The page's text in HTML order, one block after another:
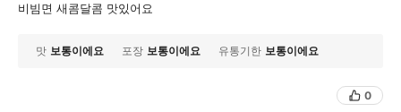
비빔면 새콤달콤 맛있어요
맛 보통이에요 포장 보통이에요 유통기한 보통이에요
0